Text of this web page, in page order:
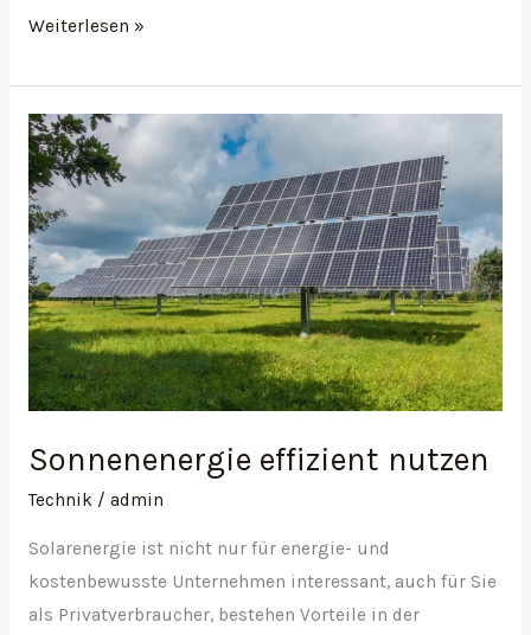
Weiterlesen »
Sonnenenergie effizient nutzen
Technik/ admin
Solarenergie ist nicht nur für energie- und
kostenbewusste Unternehmen interessant, auch für Sie
als Privatverbraucher, bestehen Vorteile in der
Sonnenenergie
effizient
nutzen